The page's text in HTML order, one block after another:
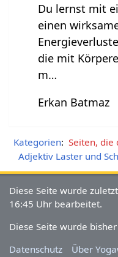
Du lernst mit
einen
die mit
m…
Erkan Batmaz
Kategorien: Seiten, die
Adjektiv Laster und
Diese Seite wurde
16:45 Uhr bearbeitet.
Diese Seite wurde
Datenschutz
Über